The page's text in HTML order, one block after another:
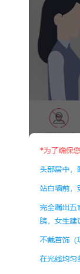
为确保可以顺利
头部居中
站在白墙
完全露出